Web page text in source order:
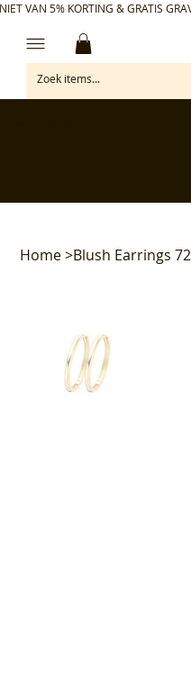
VAN 5% KORTING & GRATIS
Home>Blush Earrings